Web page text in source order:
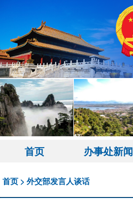
首页 办事处新闻
首页 > 外交部发言人谈话